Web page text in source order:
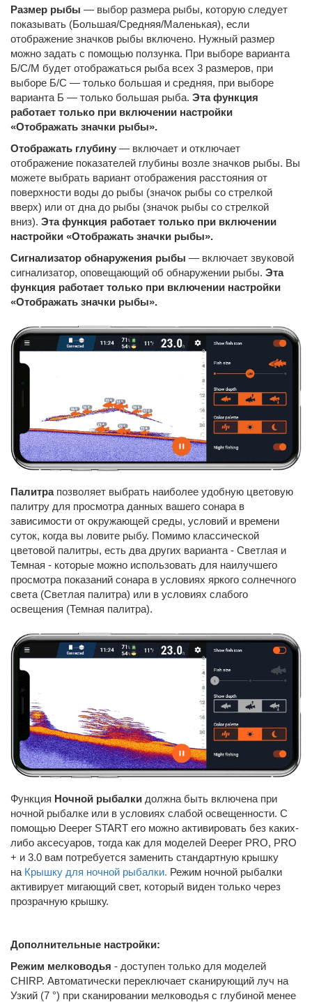
Размер рыбы — выбор размера рыбы, которую следует
показывать (Большая/Средняя/Маленькая), если
отображение значков рыбы включено. Нужный размер
можно задать с помощью ползунка. При выборе варианта
Б/С/М будет отображаться рыба всех 3 размеров, при
выборе Б/С — только большая и средняя, при выборе
варианта Б — только большая рыба. Эта функция
работает только при включении настройки
«Отображать значки рыбы».
Отображать глубину — включает и отключает
отображение показателей глубины возле значков рыбы. Вы
можете выбрать вариант отображения расстояния от
поверхности воды до рыбы (значок рыбы со стрелкой
вверх) или от дна до рыбы (значок рыбы со стрелкой
вниз). Эта функция работает только при включении
настройки «Отображать значки рыбы».
Сигнализатор обнаружения рыбы — включает звуковой
сигнализатор, оповещающий об обнаружении рыбы. Эта
функция работает только при включении настройки
«Отображать значки рыбы».
Палитрапозволяет выбрать наиболее удобную цветовую
палитру для просмотра данных вашего сонара в
зависимости от окружающей среды, условий и времени
суток, когда вы ловите рыбу. Помимо классической
цветовой палитры, есть два других варианта - Светлая и
Темная - которые можно использовать для наилучшего
просмотра показаний сонара в условиях яркого солнечного
света (Светлая палитра) или в условиях слабого
освещения (Темная палитра).
Функция Ночной рыбалки должна быть включена при
ночной рыбалке или в условиях слабой освещенности. С
помощью Deeper START его можно активировать без каких-
либо аксесуаров, тогда как для моделей Deeper PRO, PRO
+ и 3.0 вам потребуется заменить стандартную крышку
на Крышку для ночной рыбалки. Режим ночной рыбалки
активирует мигающий свет, который виден только через
прозрачную крышку.
Дополнительные настройки:
Режим мелководья - доступен только для моделей
CHIRP. Автоматически переключает сканирующий луч на
Узкий (7 °) при сканировании мелководья с глубиной менее